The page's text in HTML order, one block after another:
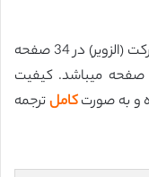
این مقاله انگلیسی ISI در نشریه ساینس دایرکت (الزویر) در 34 صفحه
سال 2018 منتشر شده و ترجمه آن 26 صفحه میباشد. کیفیت
و به صورتکاملترجمه